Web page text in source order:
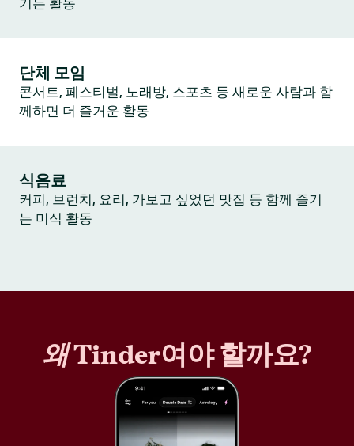
기는 활동
단체 모임
콘서트, 페스티벌, 노래방, 스포츠 등 새로운 사람과 함
께하면 더 즐거운 활동
식음료
커피, 브런치, 요리, 가보고 싶었던 맛집 등 함께 즐기
는 미식 활동
왜Tinder여야 할까요?